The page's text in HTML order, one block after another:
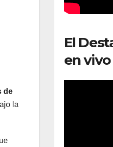
de
la
El
en vivo